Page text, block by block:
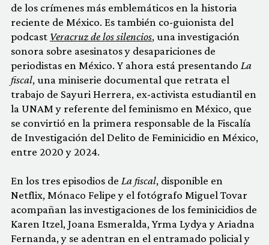
de los crímenes más emblemáticos en la historia
reciente de México. Es también co-guionista del
podcast Veracruz de los silencios, una investigación
sonora sobre asesinatos y desapariciones de
periodistas en México. Y ahora está presentando La
fiscal, una miniserie documental que retrata el
trabajo de Sayuri Herrera, ex-activista estudiantil en
la UNAM y referente del feminismo en México, que
se convirtió en la primera responsable de la Fiscalía
de Investigación del Delito de Feminicidio en México,
entre 2020 y 2024.
En los tres episodios de La fiscal, disponible en
Netflix, Mónaco Felipe y el fotógrafo Miguel Tovar
acompañan las investigaciones de los feminicidios de
Karen Itzel, Joana Esmeralda, Yrma Lydya y Ariadna
Fernanda, y se adentran en el entramado policial y